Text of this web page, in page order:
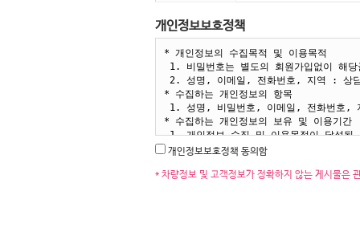
개인정보보호정책
개인정보보호정책 동의함
* 차량정보 및 고객정보가 정확하지 않는 게시물은